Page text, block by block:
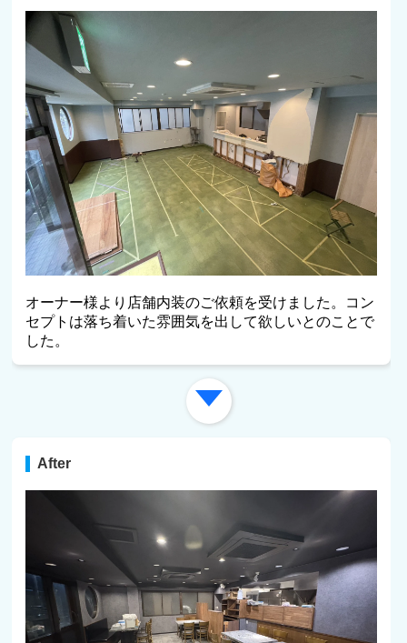
オーナー様より店舗内装のご依頼を受けました。コン
セプトは落ち着いた雰囲気を出して欲しいとのことで
した。
After